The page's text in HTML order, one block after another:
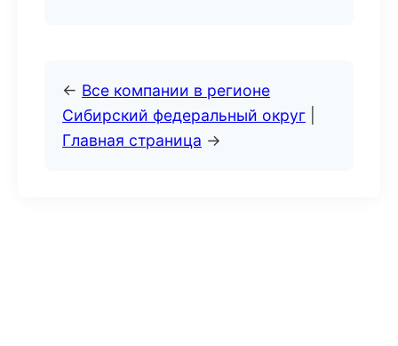
← Все компании в регионе
Сибирский федеральный округ
Главная страница →